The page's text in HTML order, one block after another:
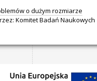
o dużym rozmiarze
Komitet Badań Naukowych